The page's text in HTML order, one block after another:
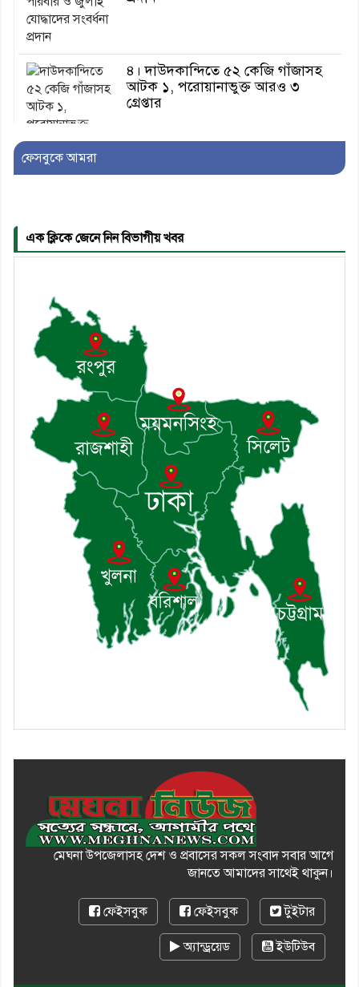
৪। দাউদকান্দিতে ৫২ কেজি গাঁজাসহ
আটক ১, পরোয়ানাভুক্ত আরও ৩
গ্রেপ্তার
৫। মেঘনা উপজেলা বিএনপির নতুন
৬। জেলা পুলিশ সুপার থেকে সম্মাননা
৭। দাউদকান্দিতে উপজেলা আইন-
শৃঙ্খলা কমিটির মাসিক সভা অনুষ্ঠিত
৮। দাউদকান্দিতে মুচি সম্প্রদায়ের
খোঁজখবর নিলেন ড. খন্দকার মারুফ
হোসেন
৯। মেঘনায় আইন-শৃঙ্খলা কমিটির
মাসিক সভা অনুষ্ঠিত
১০। জাতীয় নেতা ড. খন্দকার
মোশাররফ হোসেনের মূল্যায়ন কোথায়
এবং একটি বিশ্লেষণ
ফেসবুকে আমরা
এক ক্লিকে জেনে নিন বিভাগীয় খবর
মেঘনা উপজেলাসহ দেশ ও প্রবাসের সকল সংবাদ সবার আগে
জানতে আমাদের সাথেই থাকুন।
ফেইসবুক ফেইসবুক টুইটার
অ্যান্ড্রয়েড ইউটিউব